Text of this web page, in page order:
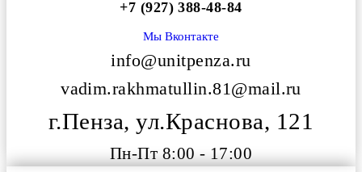
+7 (927) 388-48-84
Мы Вконтакте
info@unitpenza.ru
vadim.rakhmatullin.81@mail.ru
г.Пенза, ул.Краснова, 121
Пн-Пт 8:00 - 17:00